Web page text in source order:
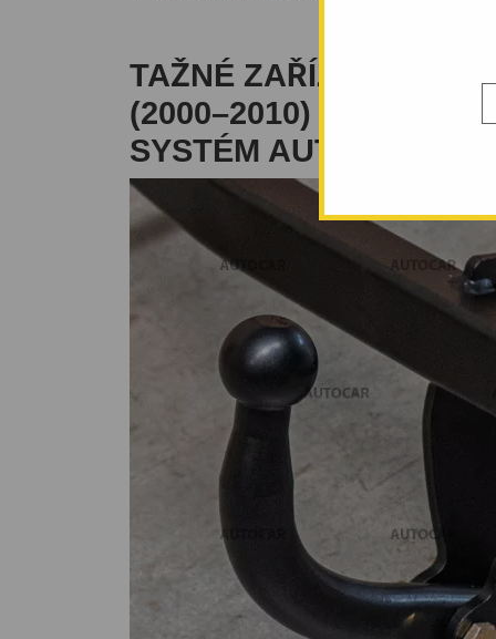
TAŽNÉ ZAŘÍZENÍ PRO
(2000–2010) – PEVNÝ
SYSTÉM AUTO-HAK